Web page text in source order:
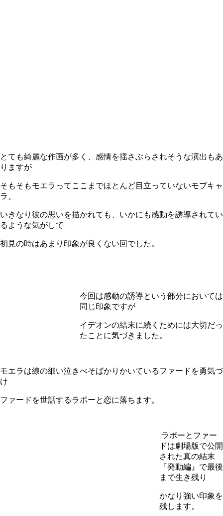
とても綺麗な作画が多く、感情を揺さぶらされそうな演出もあ
りますが
そもそもモエラってここまでほとんど目立っていないモブキャ
ラ。
いきなり彼の思いを描かれても、いかにも感動を誘導されてい
るような気がして
初見の時はあまり印象が良くない回でした。
今回は感動の誘導という部分においては
同じ印象ですが
イデオンの結末に続くためには大切だっ
たことに気づきました。
モエラは線の細い泣きべそばかりかいているファードを勇気づ
け
ファードを世話するラポーと恋に落ちます。
ラポーとファー
ドは劇場版で公開
された真の結末
『発動編』で最後
まで生き残り
かなり強い印象を
残します。